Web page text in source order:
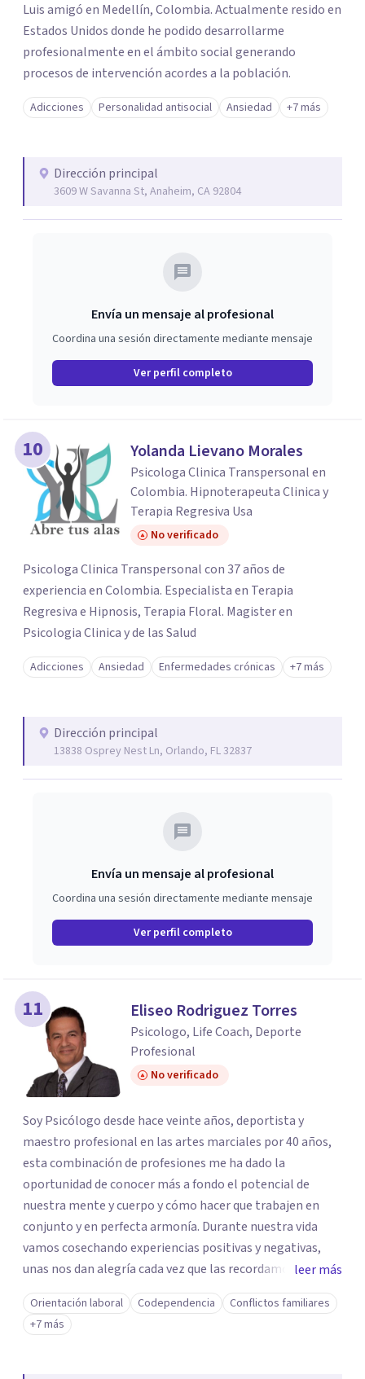
Luis amigó en Medellín, Colombia. Actualmente resido en
Estados Unidos donde he podido desarrollarme
profesionalmente en el ámbito social generando
procesos de intervención acordes a la población.
Adicciones Personalidad antisocial Ansiedad +7 más
Dirección principal
3609 W Savanna St, Anaheim, CA 92804
Envía un mensaje al profesional
Coordina una sesión directamente mediante mensaje
Ver perfil completo
10 Yolanda Lievano Morales
Psicologa Clinica Transpersonal en
Colombia. Hipnoterapeuta Clinica y
Terapia Regresiva Usa
No verificado
Psicologa Clinica Transpersonal con 37 años de
experiencia en Colombia. Especialista en Terapia
Regresiva e Hipnosis, Terapia Floral. Magister en
Psicologia Clinica y de las Salud
Adicciones Ansiedad Enfermedades crónicas +7 más
Dirección principal
13838 Osprey Nest Ln, Orlando, FL 32837
Envía un mensaje al profesional
Coordina una sesión directamente mediante mensaje
Ver perfil completo
11 Eliseo Rodriguez Torres
Psicologo, Life Coach, Deporte
Profesional
No verificado
Soy Psicólogo desde hace veinte años, deportista y
maestro profesional en las artes marciales por 40 años,
esta combinación de profesiones me ha dado la
oportunidad de conocer más a fondo el potencial de
nuestra mente y cuerpo y cómo hacer que trabajen en
conjunto y en perfecta armonía. Durante nuestra vida
vamos cosechando experiencias positivas y negativas,
unas nos dan alegría cada vez que las recordamos, otras
nos dan nostalgia, angustia, depresion, ansiedad, estres,
frustracion, las bloqueamos por momentos para no
sufrir, hasta que ya no podemos más y nos hace entrar a
pasión como Psicólogo es poder ayudar a nuestra
leer más
Orientación laboral Codependencia
Conflictos familiares
+7 más